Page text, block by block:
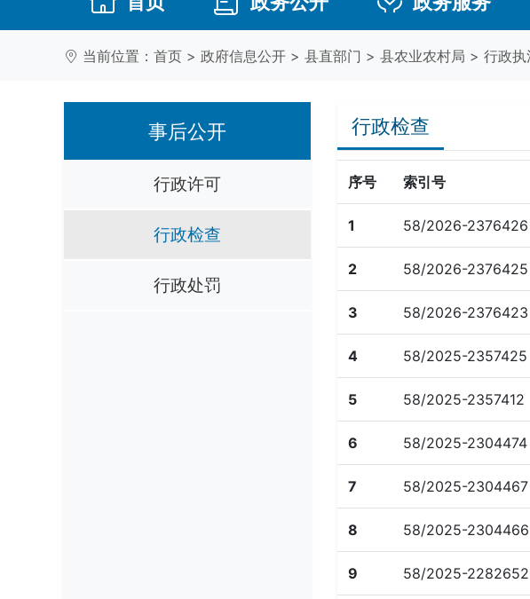
当前位置： 首页 > 政府信息公开 > 县直部门 > 县农业农村局 > 行政
事后公开
行政许可
行政检查
行政处罚
行政检查
序号 索引号
1 58/2026-2376426
2 58/2026-2376425
3 58/2026-2376423
4 58/2025-2357425
5 58/2025-2357412
6 58/2025-2304474
7 58/2025-2304467
8 58/2025-2304466
9 58/2025-2282652